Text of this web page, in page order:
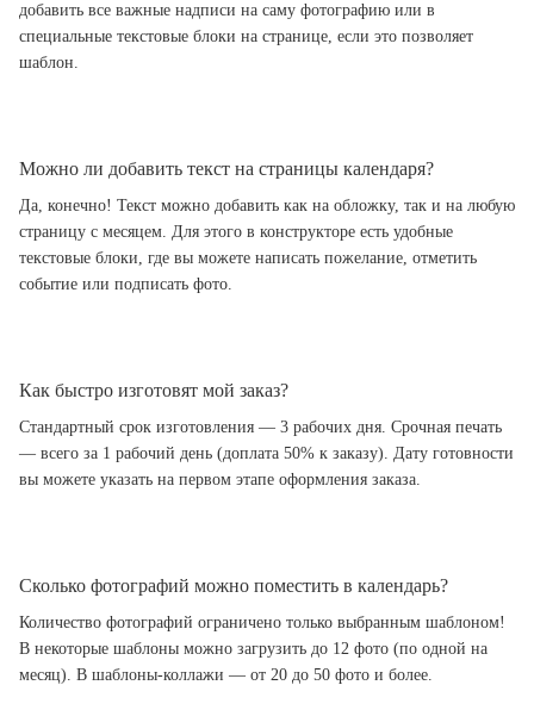
добавить все важные надписи на саму фотографию или в
специальные текстовые блоки на странице, если это позволяет
шаблон.
Можно ли добавить текст на страницы календаря?
Да, конечно! Текст можно добавить как на обложку, так и на любую
страницу с месяцем. Для этого в конструкторе есть удобные
текстовые блоки, где вы можете написать пожелание, отметить
событие или подписать фото.
Как быстро изготовят мой заказ?
Стандартный срок изготовления — 3 рабочих дня. Срочная печать
— всего за 1 рабочий день (доплата 50% к заказу). Дату готовности
вы можете указать на первом этапе оформления заказа.
Сколько фотографий можно поместить в календарь?
Количество фотографий ограничено только выбранным шаблоном!
В некоторые шаблоны можно загрузить до 12 фото (по одной на
месяц). В шаблоны-коллажи — от 20 до 50 фото и более.